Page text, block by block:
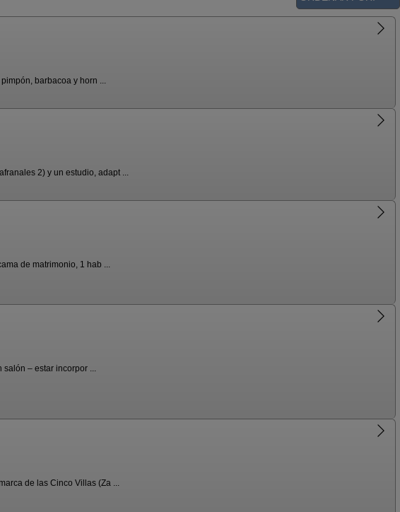
barbacoa y horn ...
2) y un estudio, adapt ...
de matrimonio, 1 hab ...
– estar incorpor ...
de las Cinco Villas (Za ...